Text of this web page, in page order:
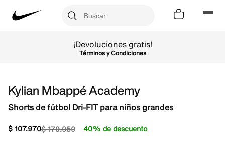
¡Devoluciones gratis!
Términos y Condiciones
Kylian Mbappé Academy
Shorts de fútbol Dri-FIT para niños grandes
$179.950
$107.970 40% de descuento